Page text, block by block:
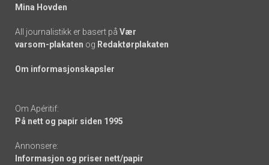
Mina Hovden
All journalistikk er basert på Vær
varsom-plakaten og Redaktørplakaten
Om informasjonskapsler
Om Apéritif:
På nett og papir siden 1995
Annonsere:
Informasjon og priser nett/papir